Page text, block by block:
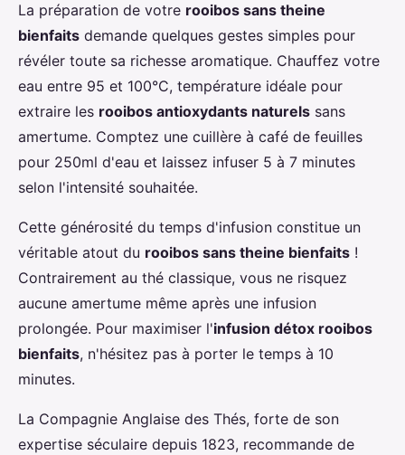
La préparation de votre rooibos sans theine
bienfaits demande quelques gestes simples pour
révéler toute sa richesse aromatique. Chauffez votre
eau entre 95 et 100°C, température idéale pour
extraire les rooibos antioxydants naturels sans
amertume. Comptez une cuillère à café de feuilles
pour 250ml d'eau et laissez infuser 5 à 7 minutes
selon l'intensité souhaitée.
Cette générosité du temps d'infusion constitue un
véritable atout du rooibos sans theine bienfaits !
Contrairement au thé classique, vous ne risquez
aucune amertume même après une infusion
prolongée. Pour maximiser l'infusion détox rooibos
bienfaits, n'hésitez pas à porter le temps à 10
minutes.
La Compagnie Anglaise des Thés, forte de son
expertise séculaire depuis 1823, recommande de